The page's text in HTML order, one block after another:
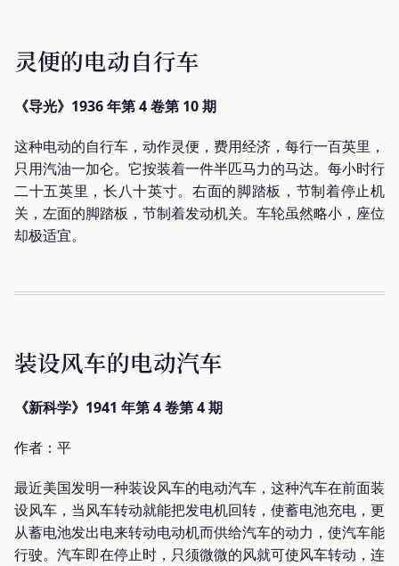
灵便的电动自行车
《导光》1936 年第 4 卷第 10 期
这种电动的自行车，动作灵便，费用经济，每行一百英里，
只用汽油一加仑。它按装着一件半匹马力的马达。每小时行
二十五英里，长八十英寸。右面的脚踏板，节制着停止机
关，左面的脚踏板，节制着发动机关。车轮虽然略小，座位
却极适宜。
装设风车的电动汽车
《新科学》1941 年第 4 卷第 4 期
作者：平
最近美国发明一种装设风车的电动汽车，这种汽车在前面装
设风车，当风车转动就能把发电机回转，使蓄电池充电，更
从蓄电池发出电来转动电动机而供给汽车的动力，使汽车能
行驶。汽车即在停止时，只须微微的风就可使风车转动，连